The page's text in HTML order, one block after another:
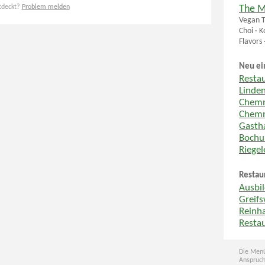
Problem melden The
Vegan
Choi ·
Flavors
Neu
Die